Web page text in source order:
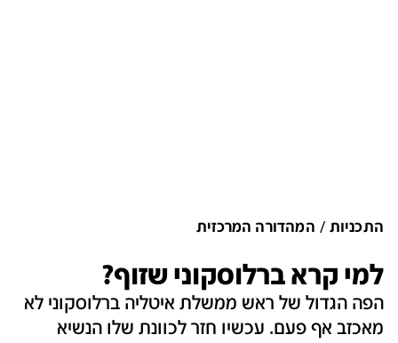
התכניות המהדורה המרכזית
למי קרא ברלוסקוני שזוף?
הפה הגדול של ראש ממשלת איטליה ברלוסקוני לא
מאכזב אף פעם. עכשיו חזר לכוונת שלו הנשיא